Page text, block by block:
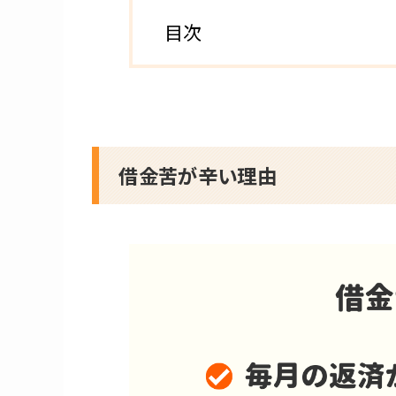
目次
借金苦が辛い理由